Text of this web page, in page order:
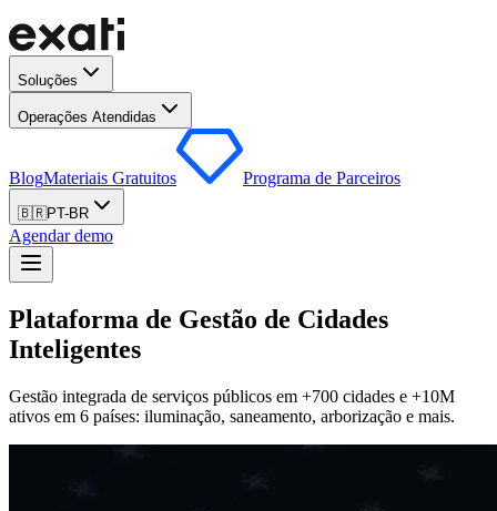
Soluções
Operações Atendidas
BlogMateriais Gratuitos Programa de Parceiros
🇧🇷PT-BR
Agendar demo
Plataforma de Gestão de Cidades
Inteligentes
Gestão integrada de serviços públicos em +700 cidades e +10M
ativos em 6 países: iluminação, saneamento, arborização e mais.